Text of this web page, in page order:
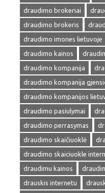
draudimo brokeriai
draudimo brokeris
draudimo imones lietuvoje
draudimo kainos
draudimo kompanija
draudimo kompanija
draudimo kompanijos
draudimo pasiulymai
draudimo perrasymas
draudimo skaičiuoklė
draudimo skaiciuokle
draudimu kainos
drauskis internetu